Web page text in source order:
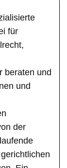
für
beraten und
und
der